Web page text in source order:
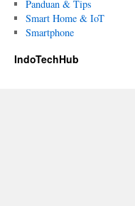
Panduan & Tips
Smart Home & IoT
Smartphone
IndoTechHub